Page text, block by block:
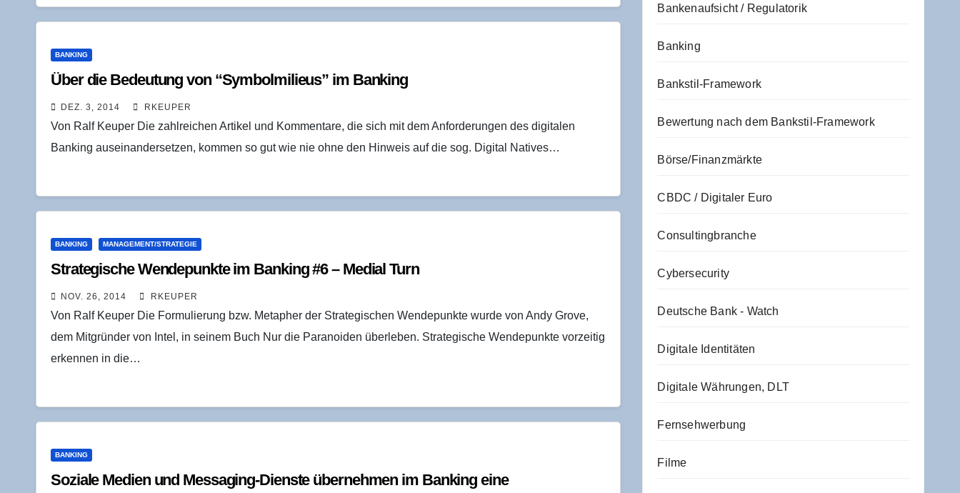
BANKING
Über die Bedeu­tung von “Sym­bol­mi­lieus” im Banking
DEZ. 3, 2014 RKEUPER
Von Ralf Keuper Die zahlreichen Artikel und Kommentare, die sich mit dem Anforderungen des digitalen
Banking auseinandersetzen, kommen so gut wie nie ohne den Hinweis auf die sog. Digital Natives…
BANKING MANAGEMENT/STRATEGIE
Stra­te­gi­sche Wen­de­punk­te im Ban­king #6 – Medi­al Turn
NOV. 26, 2014 RKEUPER
Von Ralf Keuper Die Formulierung bzw. Metapher der Strategischen Wendepunkte wurde von Andy Grove,
dem Mitgründer von Intel, in seinem Buch Nur die Paranoiden überleben. Strategische Wendepunkte vorzeitig
erkennen in die…
BANKING
Sozia­le Medi­en und Mes­sa­ging-Diens­te über­neh­men im Ban­king eine
Bankenaufsicht / Regulatorik
Banking
Bankstil-Framework
Bewertung nach dem Bankstil-Framework
Börse/Finanzmärkte
CBDC / Digitaler Euro
Consultingbranche
Cybersecurity
Deutsche Bank - Watch
Digitale Identitäten
Digitale Währungen, DLT
Fernsehwerbung
Filme